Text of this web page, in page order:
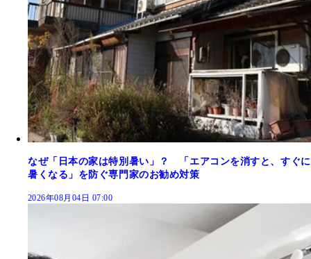
なぜ「日本の家は特別暑い」？ 「エアコンを消すと、すぐに
暑くなる」を防ぐ専門家のお勧め対策
2026年08月04日 07:00